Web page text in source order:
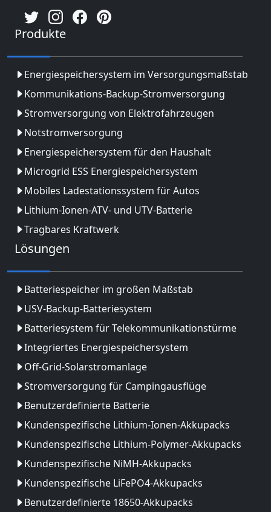
Produkte
Energiespeichersystem im Versorgungsmaßstab
Kommunikations-Backup-Stromversorgung
Stromversorgung von Elektrofahrzeugen
Notstromversorgung
Energiespeichersystem für den Haushalt
Microgrid ESS Energiespeichersystem
Mobiles Ladestationssystem für Autos
Lithium-Ionen-ATV- und UTV-Batterie
Tragbares Kraftwerk
Lösungen
Batteriespeicher im großen Maßstab
USV-Backup-Batteriesystem
Batteriesystem für Telekommunikationstürme
Integriertes Energiespeichersystem
Off-Grid-Solarstromanlage
Stromversorgung für Campingausflüge
Benutzerdefinierte Batterie
Kundenspezifische Lithium-Ionen-Akkupacks
Kundenspezifische Lithium-Polymer-Akkupacks
Kundenspezifische NiMH-Akkupacks
Kundenspezifische LiFePO4-Akkupacks
Benutzerdefinierte 18650-Akkupacks